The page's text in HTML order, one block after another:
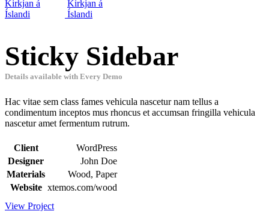
Sticky Sidebar
Details available with Every Demo
Hac vitae sem class fames vehicula nascetur nam tellus a
condimentum inceptos mus rhoncus et accumsan fringilla vehicula
nascetur amet fermentum rutrum.
Client
WordPress
Designer
John Doe
Materials
Wood, Paper
Website xtemos.com/wood
View Project